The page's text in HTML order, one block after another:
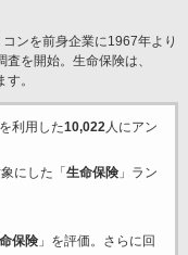
ンを前身企業に1967年より
を開始。生命保険は、
。
利用した10,022人にアン
にした「 生命保険」ラン
保険」を評価。さらに回